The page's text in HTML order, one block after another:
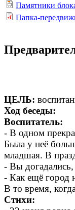
Памятники
Папка-
ЦЕЛЬ:
Ход беседы:
Воспитатель:
- В одном
Была у неё
младшая. В
- Вы
- Как ещё город
В то время,
Стихи: